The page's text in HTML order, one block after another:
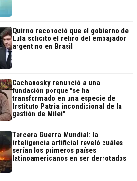
Quirno reconoció que el gobierno de
Lula solicitó el retiro del embajador
argentino en Brasil
Cachanosky renunció a una
fundación porque "se ha
transformado en una especie de
Instituto Patria incondicional de la
gestión de Milei"
Tercera Guerra Mundial: la
inteligencia artificial reveló cuáles
serían los primeros países
latinoamericanos en ser derrotados